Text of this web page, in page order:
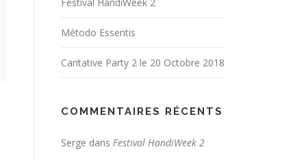
Método Essentis
Caritative Party 2 le 20 Octobre 2018
COMMENTAIRES RÉCENTS
Serge dans Festival HandiWeek 2